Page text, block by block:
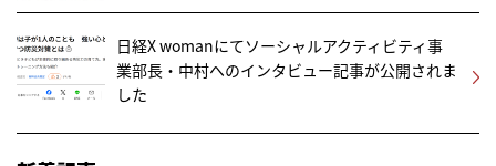
日経X womanにてソーシャルアクティビティ事
業部長・中村へのインタビュー記事が公開されま
した